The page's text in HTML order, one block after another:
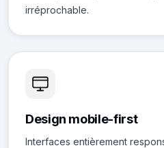
irréprochable.
Design mobile-first
Interfaces entièrement